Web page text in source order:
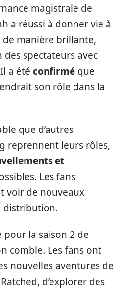
magistrale de
a réussi à donner vie à
de manière brillante,
des spectateurs avec
a été confirmé que
son rôle dans la
que d’autres
reprennent leurs rôles,
et
Les fans
voir de nouveaux
distribution.
pour la saison 2 de
comble. Les fans ont
nouvelles aventures de
d’explorer des